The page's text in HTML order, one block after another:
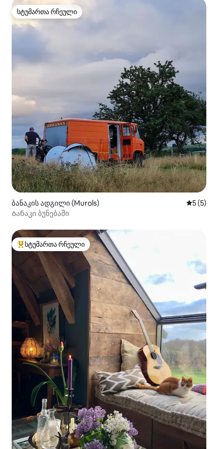
სტუმართა რჩეული
სტუმართა რჩეული
ბანაკის ადგილი (Murols)
5 (5)
Ბანაკი ბუნებაში
სტუმართა რჩეული მოწინავე ვარიანტი
სტუმართა რჩეული